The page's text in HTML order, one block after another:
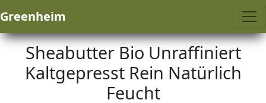
Greenheim
Sheabutter Bio Unraffiniert
Kaltgepresst Rein Natürlich
Feucht